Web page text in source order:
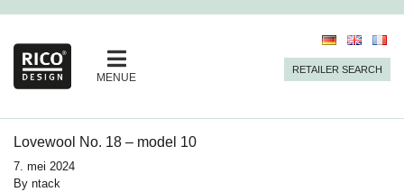
MENUE
RETAILER SEARCH
Lovewool No. 18 – model 10
7. mei 2024
By ntack